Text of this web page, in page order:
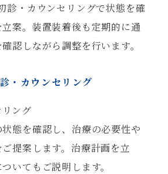
診・カウンセリングで状態を確
案。装置装着後も定期的に通
認しながら調整を行います。
・カウンセリング
態を確認し、治療の必要性や
提案します。治療計画を立
いてもご説明します。